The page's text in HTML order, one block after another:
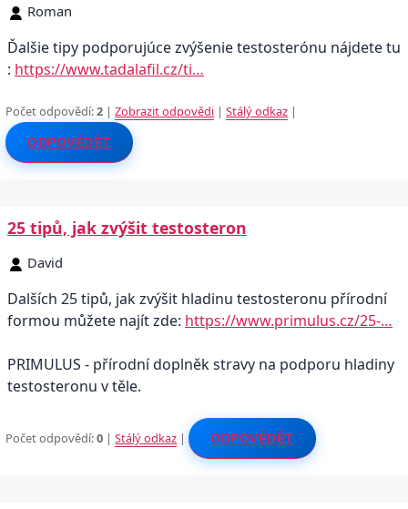
Roman
Ďalšie tipy podporujúce zvýšenie testosterónu nájdete tu
: https://www.tadalafil.cz/ti…
Počet odpovědí:2 |Zobrazit odpovědi |Stálý odkaz |
ODPOVĚDĚT
25 tipů, jak zvýšit testosteron
David
Dalších 25 tipů, jak zvýšit hladinu testosteronu přírodní
formou můžete najít zde: https://www.primulus.cz/25-…
PRIMULUS - přírodní doplněk stravy na podporu hladiny
testosteronu v těle.
Počet odpovědí:0 |Stálý odkaz | ODPOVĚDĚT